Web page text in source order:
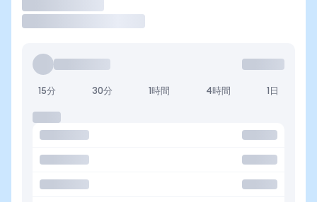
15分 30分 1時間 4時間 1日